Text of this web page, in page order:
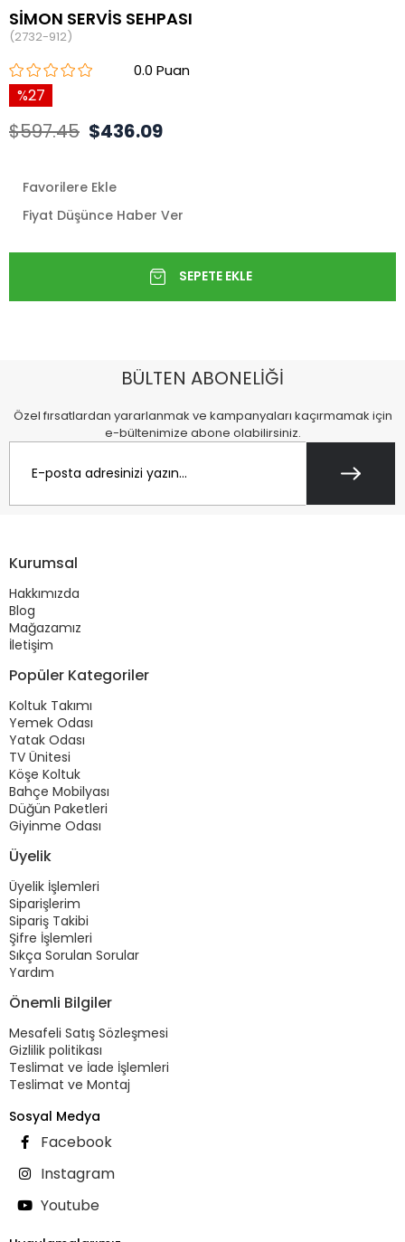
SİMON SERVİS SEHPASI
(2732-912)
0.0
27
$597.45 $436.09
Favorilere Ekle
Fiyat Düşünce Haber Ver
BÜLTEN ABONELİĞİ
Özel fırsatlardan yararlanmak ve kampanyaları kaçırmamak için
e-bültenimize abone olabilirsiniz.
Kurumsal
Hakkımızda
Blog
Mağazamız
İletişim
Popüler Kategoriler
Koltuk Takımı
Yemek Odası
Yatak Odası
TV Ünitesi
Köşe Koltuk
Bahçe Mobilyası
Düğün Paketleri
Giyinme Odası
Üyelik
Üyelik İşlemleri
Siparişlerim
Sipariş Takibi
Şifre İşlemleri
Sıkça Sorulan Sorular
Yardım
Önemli Bilgiler
Mesafeli Satış Sözleşmesi
Gizlilik politikası
Teslimat ve İade İşlemleri
Teslimat ve Montaj
Sosyal Medya
Facebook
Instagram
Youtube